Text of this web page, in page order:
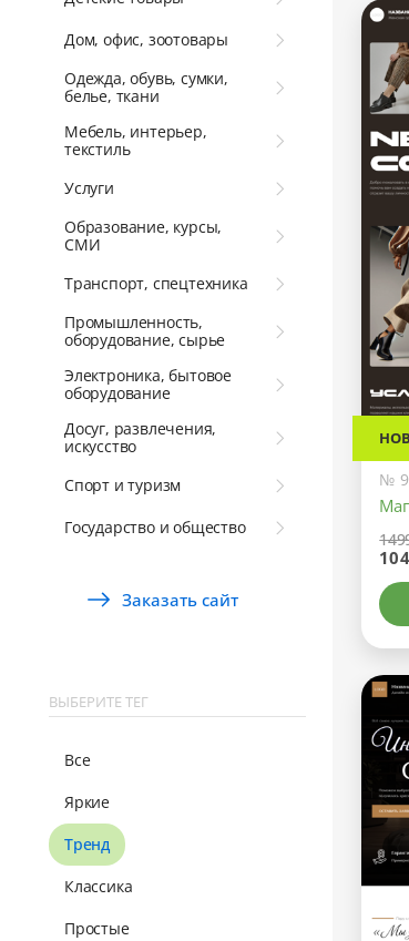
Дом, офис, зоотовары
Одежда, обувь, сумки,
белье, ткани
Мебель, интерьер,
текстиль
Услуги
Образование, курсы,
СМИ
Транспорт, спецтехника
Промышленность,
оборудование, сырье
Электроника, бытовое
оборудование
Досуг, развлечения,
искусство
Спорт и туризм
Государство и общество
Заказать сайт
ВЫБЕРИТЕ ТЕГ
Все
Яркие
Тренд
Классика
Простые
№